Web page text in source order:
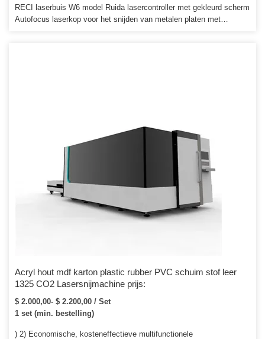
RECI laserbuis W6 model Ruida lasercontroller met gekleurd scherm
Autofocus laserkop voor het snijden van metalen platen met
Acryl hout mdf karton plastic rubber PVC schuim stof leer
1325 CO2 Lasersnijmachine prijs:
$ 2.000,00- $ 2.200,00 / Set
1 set (min. bestelling)
) 2) Economische, kosteneffectieve multifunctionele